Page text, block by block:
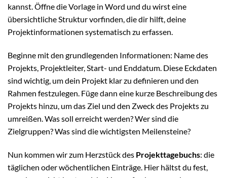
kannst. Öffne die Vorlage in Word und du wirst eine
übersichtliche Struktur vorfinden, die dir hilft, deine
Projektinformationen systematisch zu erfassen.
Beginne mit den grundlegenden Informationen: Name des
Projekts, Projektleiter, Start- und Enddatum. Diese Eckdaten
sind wichtig, um dein Projekt klar zu definieren und den
Rahmen festzulegen. Füge dann eine kurze Beschreibung des
Projekts hinzu, um das Ziel und den Zweck des Projekts zu
umreißen. Was soll erreicht werden? Wer sind die
Zielgruppen? Was sind die wichtigsten Meilensteine?
Nun kommen wir zum Herzstück des Projekttagebuchs: die
täglichen oder wöchentlichen Einträge. Hier hältst du fest,